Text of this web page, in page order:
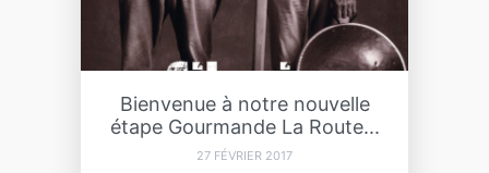
Bienvenue à notre nouvelle
étape Gourmande La Route...
27 FÉVRIER 2017